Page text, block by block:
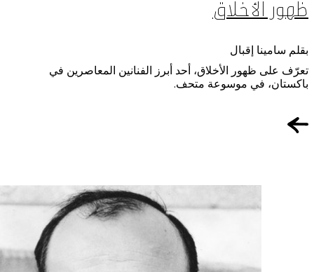
ظهور الأخلاق
تعرّف على ظهور الأخلاق، أحد أبرز الفنانين المعاصرين في
باكستان، في موسوعة متحف.
بقلم سامينا إقبال